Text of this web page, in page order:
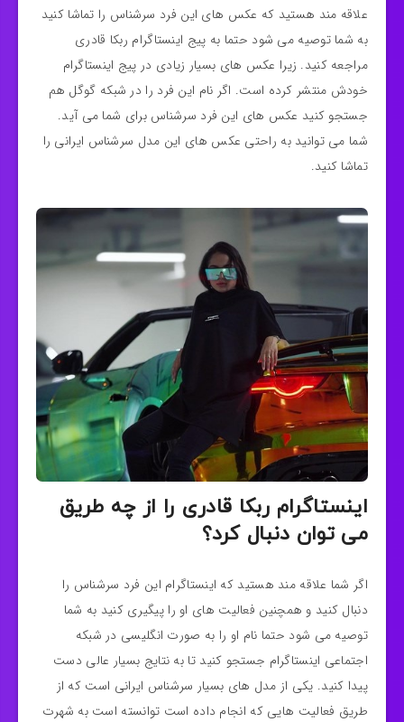
علاقه مند هستید که ‌عکس های این فرد سرشناس را تماشا کنید
به شما توصیه می شود حتما به پیج اینستاگرام ربکا قادری
مراجعه کنید. زیرا عکس های بسیار زیادی در پیج اینستاگرام
خودش منتشر کرده است. اگر نام این فرد را در شبکه گوگل هم
جستجو کنید عکس های این فرد سرشناس برای شما می آید.
شما می توانید به راحتی عکس های این مدل سرشناس ایرانی را
تماشا کنید.
اینستاگرام ربکا قادری را از چه طریق
می توان دنبال کرد؟
اگر شما علاقه مند هستید که اینستاگرام این فرد سرشناس را
دنبال کنید و همچنین فعالیت های او را پیگیری کنید به شما
توصیه می شود حتما نام او را به صورت انگلیسی در شبکه
اجتماعی اینستاگرام جستجو کنید تا به نتایج بسیار عالی دست
پیدا کنید. یکی از مدل های بسیار سرشناس ایرانی است که از
طریق فعالیت هایی که انجام داده است توانسته است به شهرت